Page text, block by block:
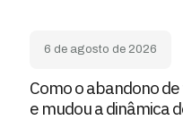
6 de agosto de 2026
Como o abandono
e mudou a dinâmica